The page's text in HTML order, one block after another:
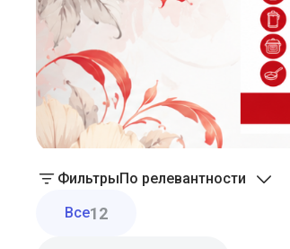
ФильтрыПо релевантности
Все12